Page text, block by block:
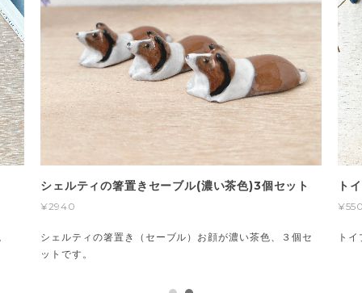
シェルティの箸置きセーブル(濃い茶色)3個セット
¥2940
シェルティの箸置き（セーブル）お顔が濃い茶色、３個セ
ットです。
ト
ト